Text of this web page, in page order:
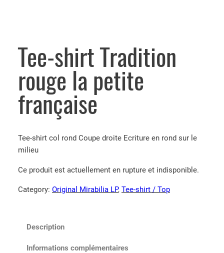
Tee-shirt Tradition
rouge la petite
française
Tee-shirt col rond Coupe droite Ecriture en rond sur le
milieu
Ce produit est actuellement en rupture et indisponible.
Category: Original Mirabilia LP, Tee-shirt / Top
Description
Informations complémentaires